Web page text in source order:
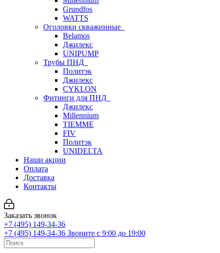
Grundfos
WATTS
Оголовки скважинные
Belamos
Джилекс
UNIPUMP
Трубы ПНД
Политэк
Джилекс
CYKLON
Фитинги для ПНД
Джилекс
Millennium
TIEMME
FIV
Политэк
UNIDELTA
Наши акции
Оплата
Доставка
Контакты
Заказать звонок
+7 (495) 149-34-36
+7 (495) 149-34-36 Звоните с 9:00 до 19:00